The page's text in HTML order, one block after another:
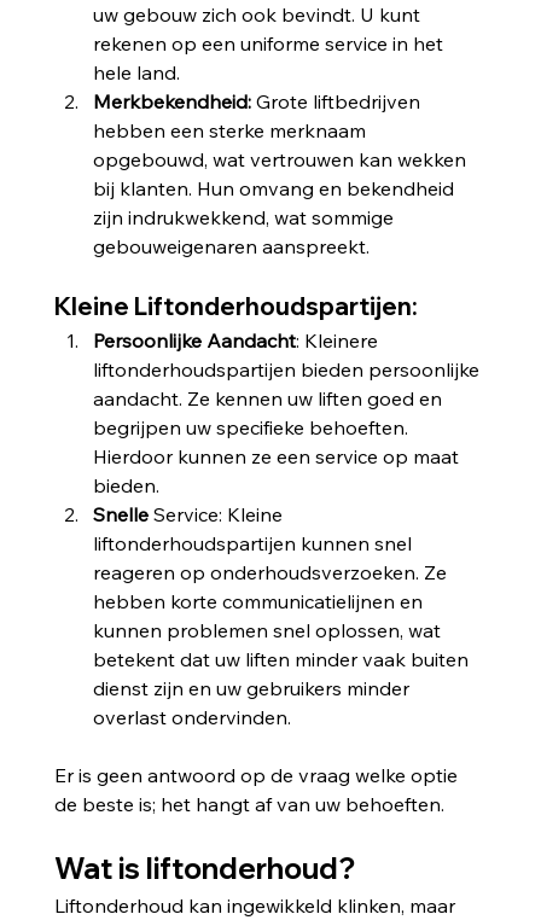
uw gebouw zich ook bevindt. U kunt
rekenen op een uniforme service in het
hele land.
Merkbekendheid: Grote liftbedrijven
hebben een sterke merknaam
opgebouwd, wat vertrouwen kan wekken
bij klanten. Hun omvang en bekendheid
zijn indrukwekkend, wat sommige
gebouweigenaren aanspreekt.
Kleine Liftonderhoudspartijen:
Persoonlijke Aandacht: Kleinere
liftonderhoudspartijen bieden persoonlijke
aandacht. Ze kennen uw liften goed en
begrijpen uw specifieke behoeften.
Hierdoor kunnen ze een service op maat
bieden.
Snelle Service: Kleine
liftonderhoudspartijen kunnen snel
reageren op onderhoudsverzoeken. Ze
hebben korte communicatielijnen en
kunnen problemen snel oplossen, wat
betekent dat uw liften minder vaak buiten
dienst zijn en uw gebruikers minder
overlast ondervinden.
Er is geen antwoord op de vraag welke optie
de beste is; het hangt af van uw behoeften.
Wat is liftonderhoud?
Liftonderhoud kan ingewikkeld klinken, maar